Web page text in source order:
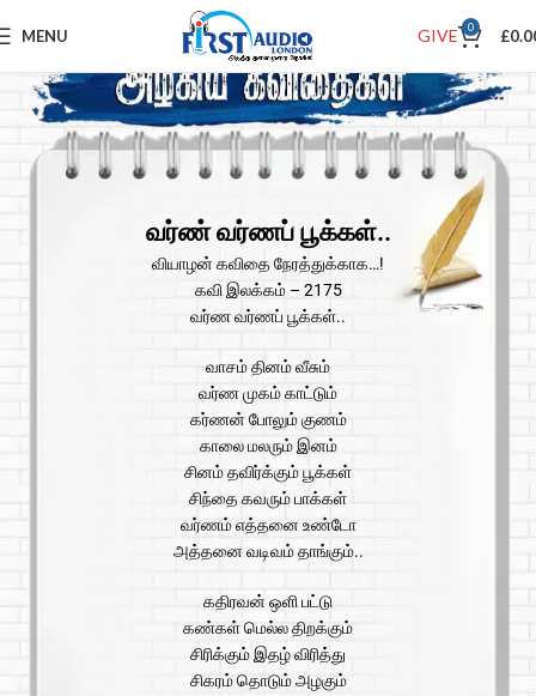
MENU GIVE 0 £
வர்ண் வர்ணப் பூக்கள்..
வியாழன் கவிதை நேரத்துக்காக…!
கவி இலக்கம் – 2175
வர்ண வர்ணப் பூக்கள்..
வாசம் தினம் வீசும்
வர்ண முகம் காட்டும்
கர்ணன் போலும் குணம்
காலை மலரும் இனம்
சினம் தவிர்க்கும் பூக்கள்
சிந்தை கவரும் பாக்கள்
வர்ணம் எத்தனை உண்டோ
அத்தனை வடிவம் தாங்கும்..
கதிரவன் ஒளி பட்டு
கண்கள் மெல்ல திறக்கும்
சிரிக்கும் இதழ் விரித்து
சிகரம் தொடும் அழகும்